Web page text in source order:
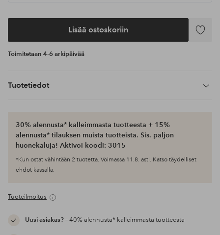
Lisää ostoskoriin
Lisää
Toimitetaan 4-6 arkipäivää
Tuotetiedot
30% alennusta* kalleimmasta tuotteesta + 15%
alennusta* tilauksen muista tuotteista. Sis. paljon
huonekaluja! Aktivoi koodi: 3015
*Kun ostat vähintään 2 tuotetta. Voimassa 11.8. asti. Katso täydelliset
ehdot kassalla.
Tuoteilmoitus
Uusi asiakas?– 40% alennusta* kalleimmasta tuotteesta